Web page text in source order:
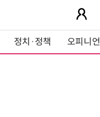
정치·정책 오피니언